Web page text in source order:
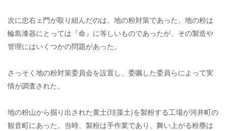
次に忠右ェ門が取り組んだのは、地の粉対策であった。地の粉は
輪島漆器にとっては『命』に等しいものであったが、その製造や
管理にはいくつかの問題があった。
さっそく地の粉対策委員会を設置し、委嘱した委員らによって実
情が調査された。
地の粉山から掘り出された黄土(珪藻土)を製粉する工場が河井町の
観音町にあった。当時、製粉は手作業であり、舞い上がる粉塵は